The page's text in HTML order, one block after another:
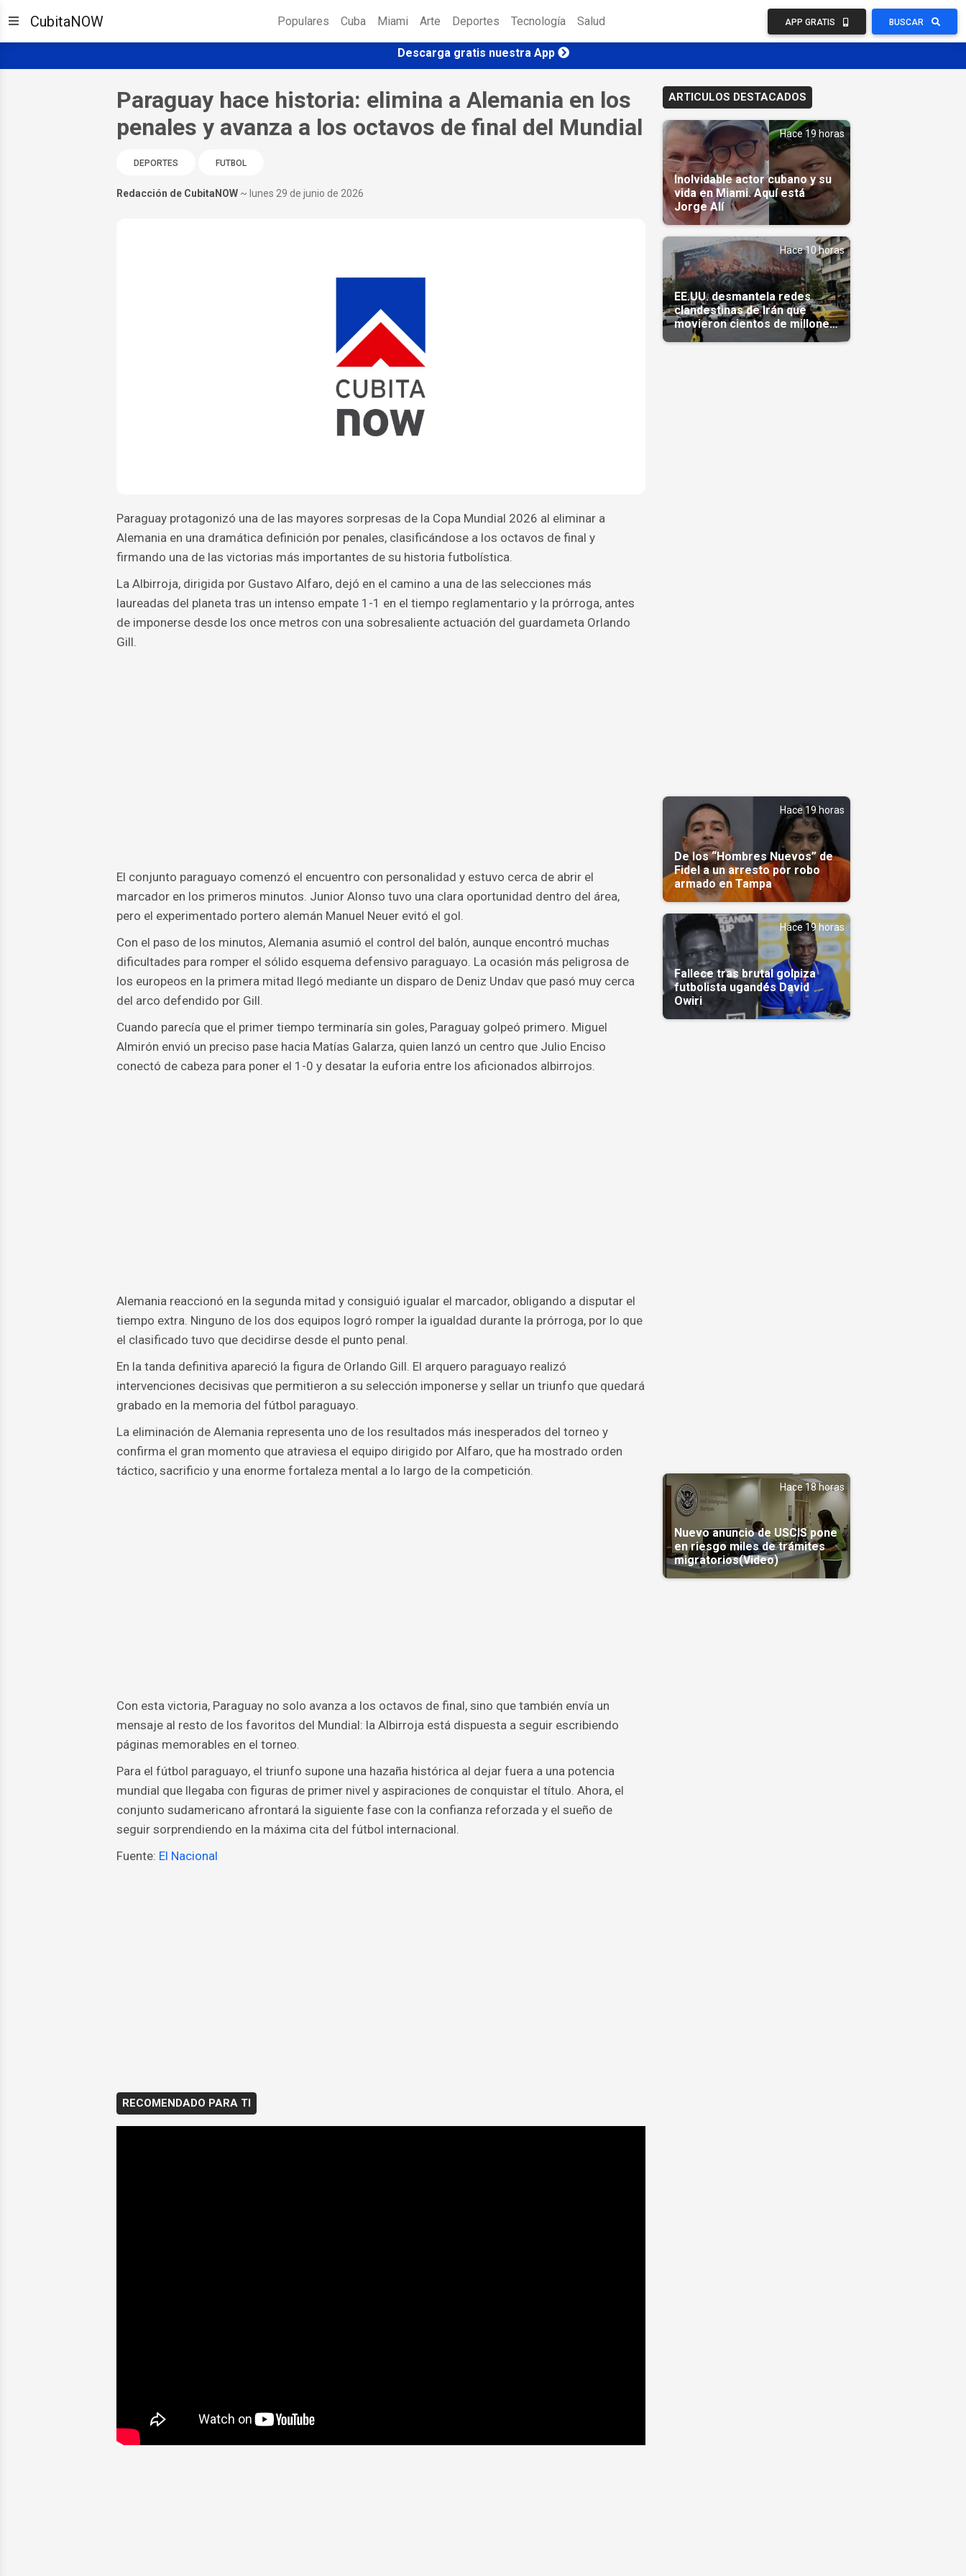
CubitaNOW Populares Cuba Miami Arte Deportes Tecnología Salud APP GRATIS BUSCAR
Descarga gratis nuestra App
Paraguay hace historia: elimina a Alemania en los
penales y avanza a los octavos de final del Mundial
DEPORTES FUTBOL
Redacción de CubitaNOW ~ lunes 29 de junio de 2026
Paraguay protagonizó una de las mayores sorpresas de la Copa Mundial 2026 al eliminar a
Alemania en una dramática definición por penales, clasificándose a los octavos de final y
firmando una de las victorias más importantes de su historia futbolística.
La Albirroja, dirigida por Gustavo Alfaro, dejó en el camino a una de las selecciones más
laureadas del planeta tras un intenso empate 1-1 en el tiempo reglamentario y la prórroga, antes
de imponerse desde los once metros con una sobresaliente actuación del guardameta Orlando
Gill.
El conjunto paraguayo comenzó el encuentro con personalidad y estuvo cerca de abrir el
marcador en los primeros minutos. Junior Alonso tuvo una clara oportunidad dentro del área,
pero el experimentado portero alemán Manuel Neuer evitó el gol.
Con el paso de los minutos, Alemania asumió el control del balón, aunque encontró muchas
dificultades para romper el sólido esquema defensivo paraguayo. La ocasión más peligrosa de
los europeos en la primera mitad llegó mediante un disparo de Deniz Undav que pasó muy cerca
del arco defendido por Gill.
Cuando parecía que el primer tiempo terminaría sin goles, Paraguay golpeó primero. Miguel
Almirón envió un preciso pase hacia Matías Galarza, quien lanzó un centro que Julio Enciso
conectó de cabeza para poner el 1-0 y desatar la euforia entre los aficionados albirrojos.
Alemania reaccionó en la segunda mitad y consiguió igualar el marcador, obligando a disputar el
tiempo extra. Ninguno de los dos equipos logró romper la igualdad durante la prórroga, por lo que
el clasificado tuvo que decidirse desde el punto penal.
En la tanda definitiva apareció la figura de Orlando Gill. El arquero paraguayo realizó
intervenciones decisivas que permitieron a su selección imponerse y sellar un triunfo que quedará
grabado en la memoria del fútbol paraguayo.
La eliminación de Alemania representa uno de los resultados más inesperados del torneo y
confirma el gran momento que atraviesa el equipo dirigido por Alfaro, que ha mostrado orden
táctico, sacrificio y una enorme fortaleza mental a lo largo de la competición.
Con esta victoria, Paraguay no solo avanza a los octavos de final, sino que también envía un
mensaje al resto de los favoritos del Mundial: la Albirroja está dispuesta a seguir escribiendo
páginas memorables en el torneo.
Para el fútbol paraguayo, el triunfo supone una hazaña histórica al dejar fuera a una potencia
mundial que llegaba con figuras de primer nivel y aspiraciones de conquistar el título. Ahora, el
conjunto sudamericano afrontará la siguiente fase con la confianza reforzada y el sueño de
seguir sorprendiendo en la máxima cita del fútbol internacional.
Fuente: El Nacional
RECOMENDADO PARA TI
ARTICULOS DESTACADOS
Hace 19 horas
Inolvidable actor cubano y su
vida en Miami. Aquí está
Jorge Alí
Hace 10 horas
EE.UU. desmantela redes
clandestinas de Irán que
movieron cientos de millones
de dólares
Hace 19 horas
De los “Hombres Nuevos” de
Fidel a un arresto por robo
armado en Tampa
Hace 19 horas
Fallece tras brutal golpiza
futbolista ugandés David
Owiri
Hace 18 horas
Nuevo anuncio de USCIS pone
en riesgo miles de trámites
migratorios(Video)